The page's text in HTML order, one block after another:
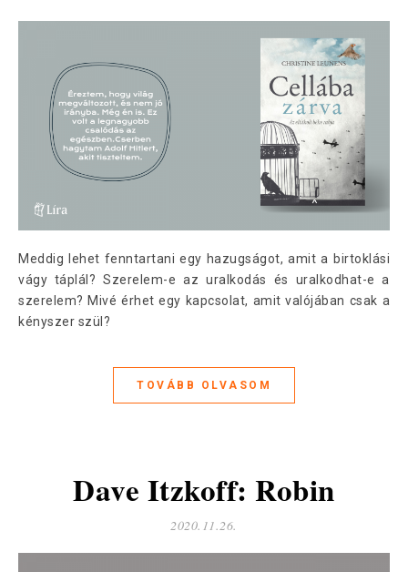
Meddig lehet fenntartani egy hazugságot, amit a birtoklási
vágy táplál? Szerelem-e az uralkodás és uralkodhat-e a
szerelem? Mivé érhet egy kapcsolat, amit valójában csak a
kényszer szül?
TOVÁBB OLVASOM
Dave Itzkoff: Robin
2020.11.26.